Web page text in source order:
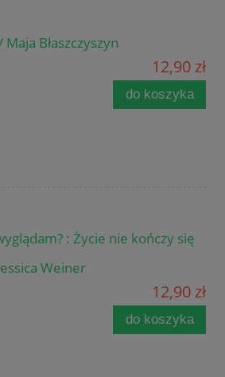
Błaszczyszyn
12,90 zł
do koszyka
: Życie nie kończy się
Weiner
12,90 zł
do koszyka